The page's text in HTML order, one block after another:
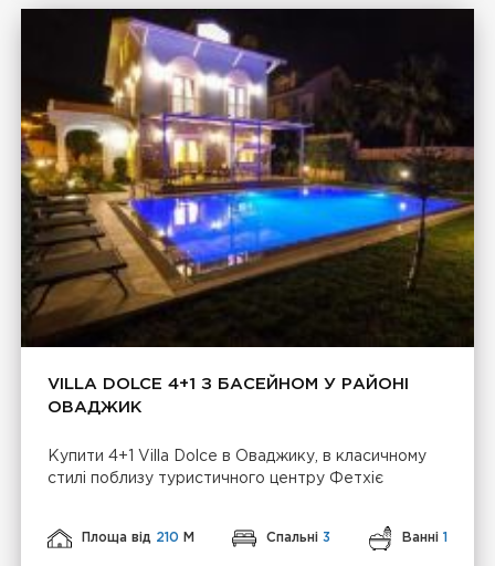
VILLA DOLCE 4+1 З БАСЕЙНОМ У РАЙОНІ
ОВАДЖИК
Купити 4+1 Villa Dolce в Оваджику, в класичному
стилі поблизу туристичного центру Фетхіє
Площа від 210 М Спальні 3 Ванні